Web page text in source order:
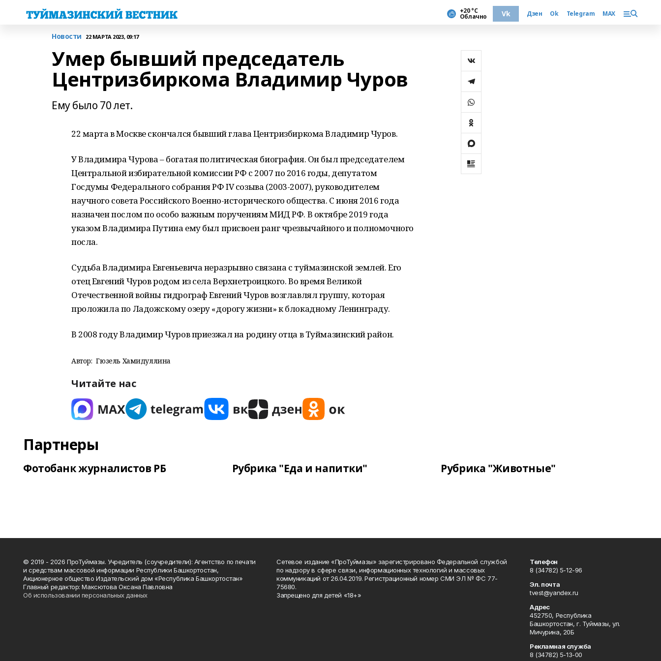
+20 °С
Облачно Vk Дзен Ok Telegram MAX
Новости 22 МАРТА 2023, 09:17
Умер бывший председатель
Центризбиркома Владимир Чуров
Ему было 70 лет.
22 марта в Москве скончался бывший глава Центризбиркома Владимир Чуров.
У Владимира Чурова – богатая политическая биография. Он был председателем
Центральной избирательной комиссии РФ с 2007 по 2016 годы, депутатом
Госдумы Федерального собрания РФ IV созыва (2003-2007), руководителем
научного совета Российского Военно-исторического общества. С июня 2016 года
назначен послом по особо важным поручениям МИД РФ. В октябре 2019 года
указом Владимира Путина ему был присвоен ранг чрезвычайного и полномочного
посла.
Судьба Владимира Евгеньевича неразрывно связана с туймазинской землей. Его
отец Евгений Чуров родом из села Верхнетроицкого. Во время Великой
Отечественной войны гидрограф Евгений Чуров возглавлял группу, которая
проложила по Ладожскому озеру «дорогу жизни» к блокадному Ленинграду.
В 2008 году Владимир Чуров приезжал на родину отца в Туймазинский район.
Автор: Гюзель Хамидуллина
Читайте нас
Партнеры
Фотобанк журналистов РБ Рубрика "Еда и напитки" Рубрика "Животные"
© 2019 - 2026 ПроТуймазы. Учредитель (соучредители): Агентство по печати
и средствам массовой информации Республики Башкортостан,
Акционерное общество Издательский дом «Республика Башкортостан»
Главный редактор: Максютова Оксана Павловна
Об использовании персональных данных
Сетевое издание «ПроТуймазы» зарегистрировано Федеральной службой
по надзору в сфере связи, информационных технологий и массовых
коммуникаций от 26.04.2019. Регистрационный номер СМИ ЭЛ № ФС 77-
75680.
Запрещено для детей «18+»
Телефон
8 (34782) 5-12-96
Эл. почта
tvest@yandex.ru
Адрес
452750, Республика
Башкортостан, г. Туймазы, ул.
Мичурина, 20Б
Рекламная служба
8 (34782) 5-13-00